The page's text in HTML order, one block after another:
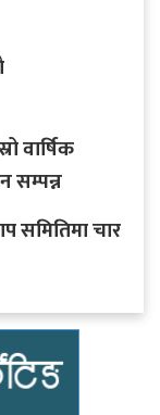
वार्षिक
सम्पन्न
समितिमा चार